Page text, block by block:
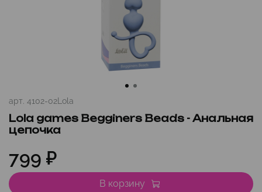
арт. 4102-02Lola
Lola games Begginers Beads - Анальная
цепочка
799 ₽
В корзину